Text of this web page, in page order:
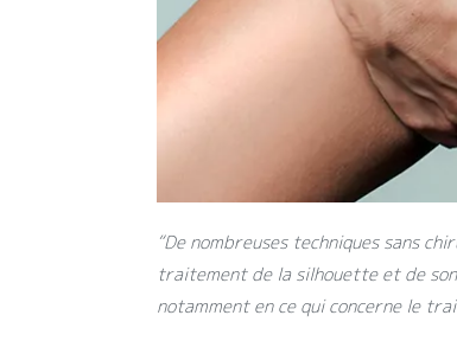
“De nombreuses techniques sans
traitement de la silhouette et de
notamment en ce qui concerne le